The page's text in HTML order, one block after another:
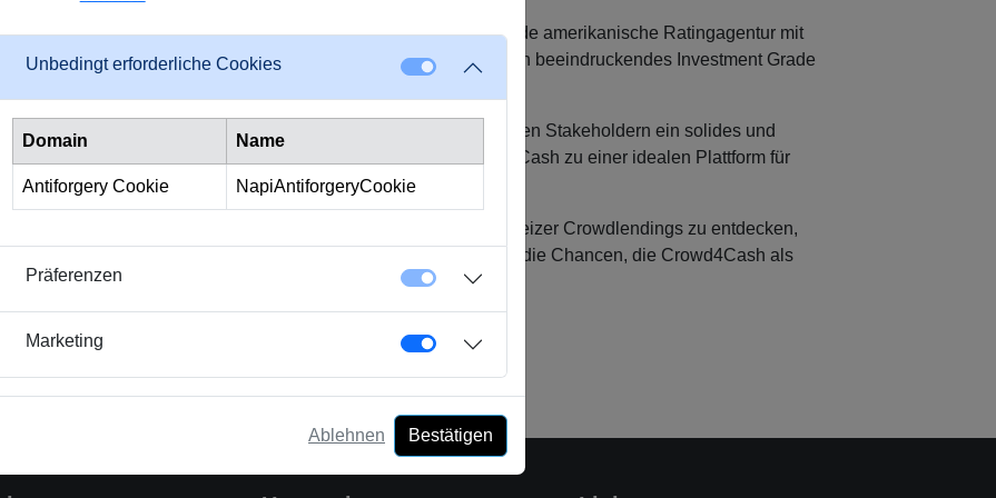
ihrer Angebote zu gewährleisten, hat Crowd4Cash eine führende amerikanische Ratingagentur mit
beauftragt. Das Ergebnis? Die Obligation erhielt ein beeindruckendes Investment Grade
sowohl Investoren als auch Kreditnehmer stärkt.
einer renommierten Ratingagentur bietet Crowd4Cash ihren Stakeholdern ein solides und
Dies erhöht das Vertrauen der Investoren und macht Crowd4Cash zu einer idealen Plattform für
Crowdlending-Möglichkeiten suchen.
Obligation und um die vielfältigen Möglichkeiten des Schweizer Crowdlendings zu entdecken,
uns auf dieser Reise der finanziellen Innovation und nutzen Sie die Chancen, die Crowd4Cash als
bietet.
Unbedingt erforderliche Cookies
Domain Name
Antiforgery Cookie NapiAntiforgeryCookie
Präferenzen
Marketing
Ablehnen Bestätigen